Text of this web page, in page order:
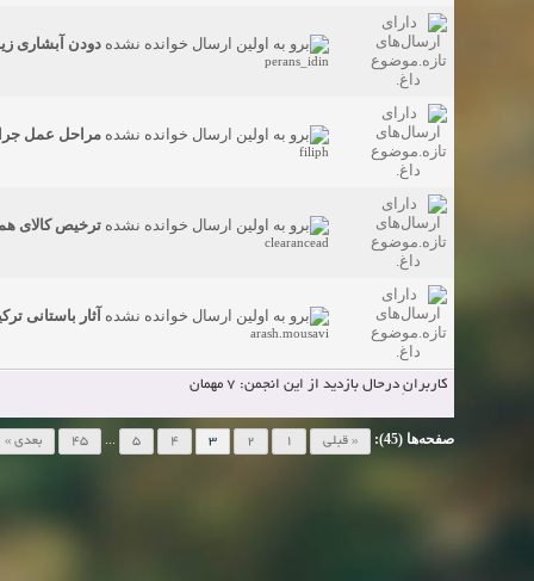
دودن آبشاری
perans_idin
مراحل عمل
filiph
ترخیص کالای
clearancead
آثار باستانی
arash.mousavi
کاربرانِ درحال بازدید از این انجمن: 7 مهمان
صفحه‌ها (45): « قبلی 1
2
3
4
5
...
45 بعدی »